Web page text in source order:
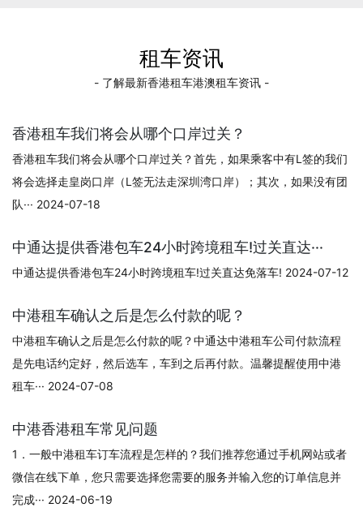
租车资讯
- 了解最新香港租车港澳租车资讯 -
香港租车我们将会从哪个口岸过关？
香港租车我们将会从哪个口岸过关？首先，如果乘客中有L签的我们
将会选择走皇岗口岸（L签无法走深圳湾口岸）；其次，如果没有团
队··· 2024-07-18
中通达提供香港包车24小时跨境租车!过关直达···
中通达提供香港包车24小时跨境租车!过关直达免落车! 2024-07-12
中港租车确认之后是怎么付款的呢？
中港租车确认之后是怎么付款的呢？中通达中港租车公司付款流程
是先电话约定好，然后选车，车到之后再付款。温馨提醒使用中港
租车··· 2024-07-08
中港香港租车常见问题
1．一般中港租车订车流程是怎样的？我们推荐您通过手机网站或者
微信在线下单，您只需要选择您需要的服务并输入您的订单信息并
完成··· 2024-06-19